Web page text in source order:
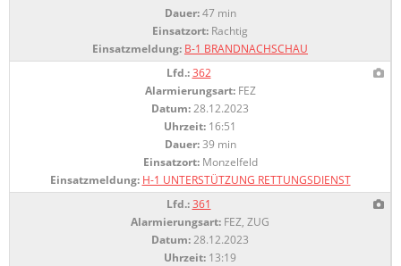
Dauer:47 min
Einsatzort: Rachtig
Einsatzmeldung: B-1 BRANDNACHSCHAU
Lfd.: 362
Alarmierungsart:FEZ
Datum:28.12.2023
Uhrzeit: 16:51
Dauer:39 min
Einsatzort:Monzelfeld
Einsatzmeldung: H-1 UNTERSTÜTZUNG RETTUNGSDIENST
Lfd.: 361
Alarmierungsart: FEZ, ZUG
Datum:28.12.2023
Uhrzeit: 13:19